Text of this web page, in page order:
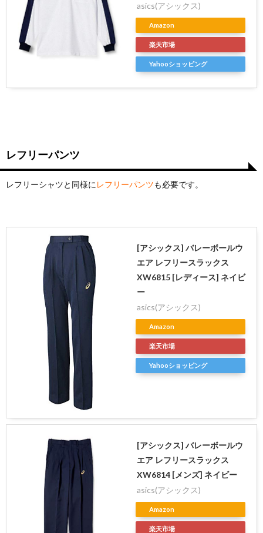
asics(アシックス)
Amazon
楽天市場
Yahooショッピング
レフリーパンツ
レフリーシャツと同様に レフリーパンツも必要です。
[アシックス] バレーボールウ
エア レフリースラックス
XW6815 [レディース] ネイビ
ー
asics(アシックス)
Amazon
楽天市場
Yahooショッピング
[アシックス] バレーボールウ
エア レフリースラックス
XW6814 [メンズ] ネイビー
asics(アシックス)
Amazon
楽天市場